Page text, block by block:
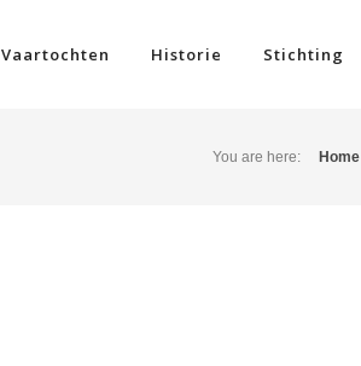
Vaartochten Historie Stichting
You are here: Home